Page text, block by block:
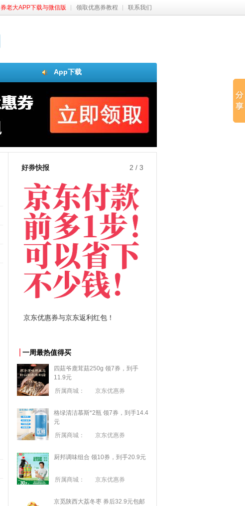
券老大APP下载与微信版 领取优惠券教程 联系我们
App下载
好券快报 3 / 3
拼多多优惠券+拼多多返利
一周最热值得买
四菇爷鹿茸菇250g 领7券，到手
11.9元
所属商城：
京东优惠券
格绿清洁慕斯*2瓶 领7券，到手14.4
元
所属商城：
京东优惠券
厨邦调味组合 领10券，到手20.9元
所属商城： 京东优惠券
京觅陕西大荔冬枣 券后32.9元包邮